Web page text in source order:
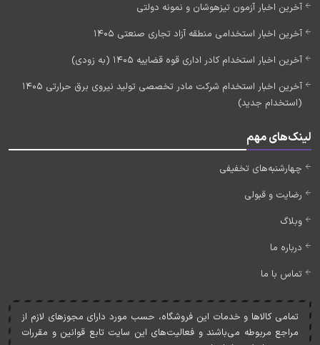
آخرین اخبار آزمون تیزهوشان و نمونه دولتی
آخرین اخبار استخدامی منطقه آزاد تجاری صنعتی 1405
آخرین اخبار استخدام کادر اداری قوه قضاییه 1405 (به زودی)
آخرین اخبار استخدام شرکت مادر تخصصی تولید نیروی برق حرارتی 1405
(استخدام جدید)
لینک‌های مهم
چهارشنبه‌های تخفیفی
رضایت و قبولی
وبلاگ
درباره ما
تماس با ما
تمامی کالاها و خدمات اين فروشگاه، حسب مورد دارای مجوزهای لازم از
مراجع مربوطه می‌باشند و فعاليت‌های اين سايت تابع قوانين و مقررات